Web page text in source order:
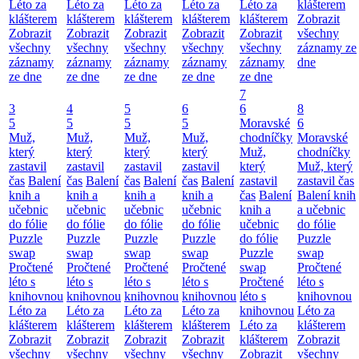
Léto za
klášterem
Zobrazit
všechny
záznamy
ze dne
Léto za
klášterem
Zobrazit
všechny
záznamy
ze dne
Léto za
klášterem
Zobrazit
všechny
záznamy
ze dne
Léto za
klášterem
Zobrazit
všechny
záznamy
ze dne
Léto za
klášterem
Zobrazit
všechny
záznamy
ze dne
klášterem
Zobrazit
všechny
záznamy ze
dne
3
5
Muž,
který
zastavil
čas Balení
knih a
učebnic
do fólie
Puzzle
swap
Pročtené
léto s
knihovnou
Léto za
klášterem
Zobrazit
všechny
4
5
Muž,
který
zastavil
čas Balení
knih a
učebnic
do fólie
Puzzle
swap
Pročtené
léto s
knihovnou
Léto za
klášterem
Zobrazit
všechny
5
5
Muž,
který
zastavil
čas Balení
knih a
učebnic
do fólie
Puzzle
swap
Pročtené
léto s
knihovnou
Léto za
klášterem
Zobrazit
všechny
6
5
Muž,
který
zastavil
čas Balení
knih a
učebnic
do fólie
Puzzle
swap
Pročtené
léto s
knihovnou
Léto za
klášterem
Zobrazit
všechny
7
6
Moravské
chodníčky
Muž,
který
zastavil
čas Balení
knih a
učebnic
do fólie
Puzzle
swap
Pročtené
léto s
knihovnou
Léto za
klášterem
Zobrazit
8
6
Moravské
chodníčky
Muž, který
zastavil čas
Balení knih
a učebnic
do fólie
Puzzle
swap
Pročtené
léto s
knihovnou
Léto za
klášterem
Zobrazit
všechny